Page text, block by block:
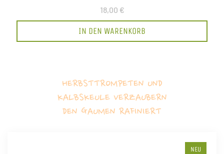
18,00 €
IN DEN WARENKORB
HERBSTTROMPETEN UND
KALBSKEULE VERZAUBERN
DEN GAUMEN RAFINIERT
NEU